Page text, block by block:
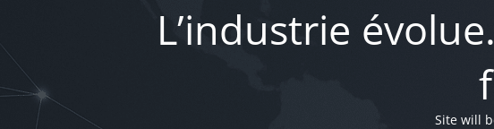
L’industrie
Site will